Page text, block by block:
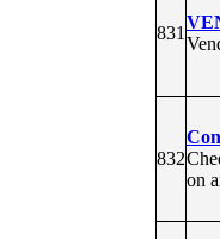
831
832
on